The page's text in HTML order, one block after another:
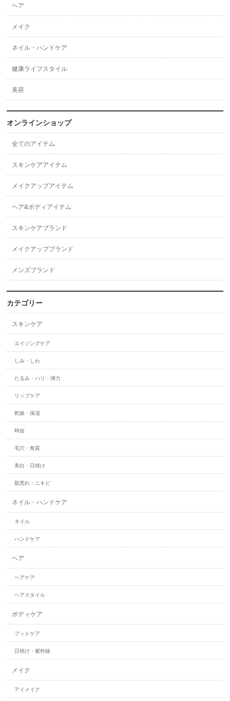
ヘア
メイク
ネイル・ハンドケア
健康ライフスタイル
美容
オンラインショップ
全てのアイテム
スキンケアアイテム
メイクアップアイテム
ヘア&ボディアイテム
スキンケアブランド
メイクアップブランド
メンズブランド
カテゴリー
スキンケア
エイジングケア
しみ・しわ
たるみ・ハリ・弾力
リップケア
乾燥・保湿
時短
毛穴・角質
美白・日焼け
肌荒れ・ニキビ
ネイル・ハンドケア
ネイル
ハンドケア
ヘア
ヘアケア
ヘアスタイル
ボディケア
フットケア
日焼け・紫外線
メイク
アイメイク